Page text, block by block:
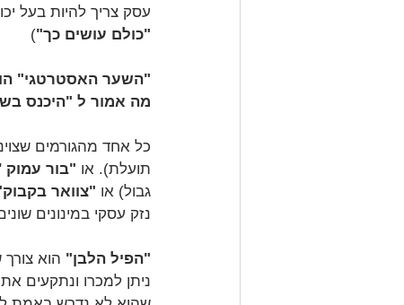
עסק צריך להיות בעל
"כולם עושים כך")
"השער האסטרטגי"
מה אמור ל "היכנס
כל אחד מהגורמים
תועלת). או "בור עמוק
גבול) או "צוואר
נזק עסקי במינונים
"הפיל הלבן" הוא
ניתן למכרו ונתקעים